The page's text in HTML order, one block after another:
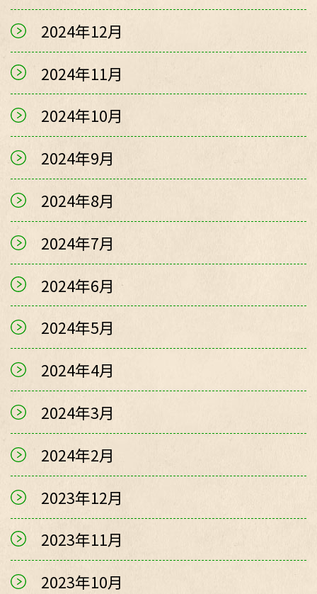
2024年12月
2024年11月
2024年10月
2024年9月
2024年8月
2024年7月
2024年6月
2024年5月
2024年4月
2024年3月
2024年2月
2023年12月
2023年11月
2023年10月